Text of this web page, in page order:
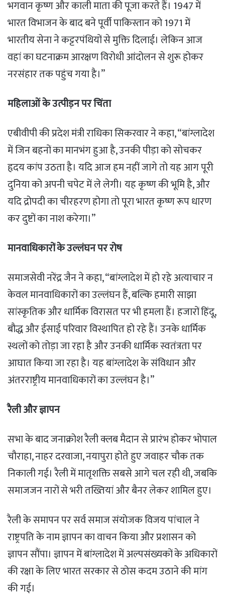
भगवान कृष्ण और काली माता की पूजा करते हैं। 1947 में
भारत विभाजन के बाद बने पूर्वी पाकिस्तान को 1971 में
भारतीय सेना ने कट्टरपंथियों से मुक्ति दिलाई। लेकिन आज
वहां का घटनाक्रम आरक्षण विरोधी आंदोलन से शुरू होकर
नरसंहार तक पहुंच गया है।”
महिलाओं के उत्पीड़न पर चिंता
एबीवीपी की प्रदेश मंत्री राधिका सिकरवार ने कहा, “बांग्लादेश
में जिन बहनों का मानभंग हुआ है, उनकी पीड़ा को सोचकर
हृदय कांप उठता है। यदि आज हम नहीं जागे तो यह आग पूरी
दुनिया को अपनी चपेट में ले लेगी। यह कृष्ण की भूमि है, और
यदि द्रोपदी का चीरहरण होगा तो पूरा भारत कृष्ण रूप धारण
कर दुष्टों का नाश करेगा।”
मानवाधिकारों के उल्लंघन पर रोष
समाजसेवी नरेंद्र जैन ने कहा, “बांग्लादेश में हो रहे अत्याचार न
केवल मानवाधिकारों का उल्लंघन हैं, बल्कि हमारी साझा
सांस्कृतिक और धार्मिक विरासत पर भी हमला हैं। हजारों हिंदू,
बौद्ध और ईसाई परिवार विस्थापित हो रहे हैं। उनके धार्मिक
स्थलों को तोड़ा जा रहा है और उनकी धार्मिक स्वतंत्रता पर
आघात किया जा रहा है। यह बांग्लादेश के संविधान और
अंतरराष्ट्रीय मानवाधिकारों का उल्लंघन है।”
रैली और ज्ञापन
सभा के बाद जनाक्रोश रैली क्लब मैदान से प्रारंभ होकर भोपाल
चौराहा, नाहर दरवाजा, नयापुरा होते हुए जवाहर चौक तक
निकाली गई। रैली में मातृशक्ति सबसे आगे चल रही थी, जबकि
समाजजन नारों से भरी तख्तियां और बैनर लेकर शामिल हुए।
रैली के समापन पर सर्व समाज संयोजक विजय पांचाल ने
राष्ट्रपति के नाम ज्ञापन का वाचन किया और प्रशासन को
ज्ञापन सौंपा। ज्ञापन में बांग्लादेश में अल्पसंख्यकों के अधिकारों
की रक्षा के लिए भारत सरकार से ठोस कदम उठाने की मांग
की गई।